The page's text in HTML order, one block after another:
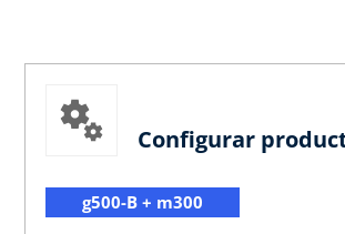
Configurar
g500-B + m300